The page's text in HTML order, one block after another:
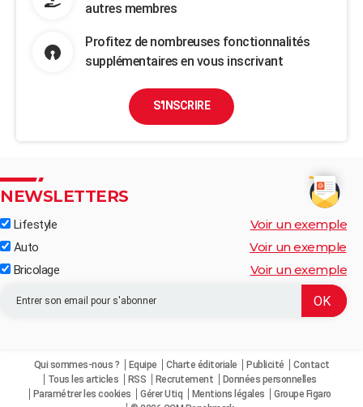
autres membres
Profitez de nombreuses fonctionnalités
supplémentaires en vous inscrivant
S'INSCRIRE
NEWSLETTERS
Lifestyle Voir un exemple
Auto Voir un exemple
Bricolage Voir un exemple
Qui sommes-nous ? Equipe Charte éditoriale Publicité
Contact
Tous les articles
RSS Recrutement
Données personnelles
Paramétrer les cookies
Gérer Utiq Mentions légales
Groupe Figaro